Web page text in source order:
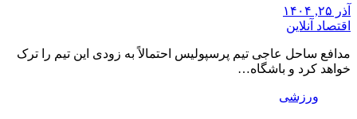
آذر ۲۵, ۱۴۰۴
اقتصاد آنلاین
مدافع ساحل عاجی تیم پرسپولیس احتمالاً به زودی این تیم را ترک
خواهد کرد و باشگاه…
ورزشی